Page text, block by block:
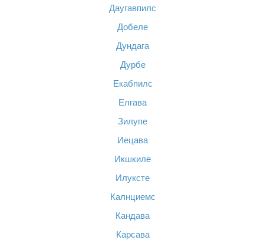
Даугавпилс
Добеле
Дундага
Дурбе
Екабпилс
Елгава
Зилупе
Иецава
Икшкиле
Илуксте
Калнциемс
Кандава
Карсава